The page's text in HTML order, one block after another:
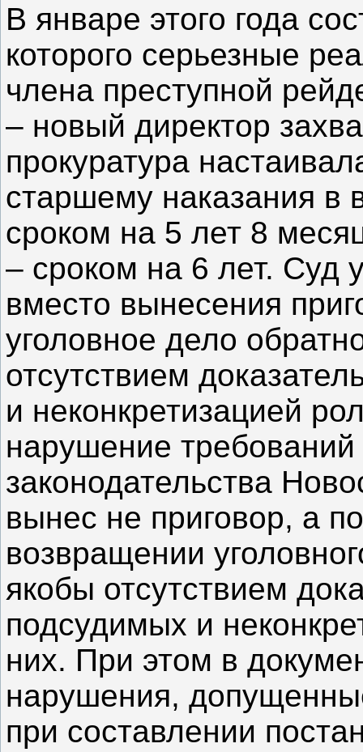
В январе этого года
которого серьезные
члена преступной
– новый директор
прокуратура
старшему наказания в
сроком на 5 лет 8
– сроком на 6 лет. Суд
вместо вынесения
уголовное дело
отсутствием
и неконкретизацией
нарушение требований
законодательства
вынес не приговор, а
возвращении
якобы отсутствием
подсудимых и
них. При этом в
нарушения,
при составлении